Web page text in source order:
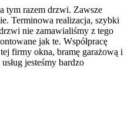
tym razem drzwi. Zawsze
Terminowa realizacja, szybki
nie zamawialiśmy z tego
jak te. Współpracę
firmy okna, bramę garażową i
jesteśmy bardzo